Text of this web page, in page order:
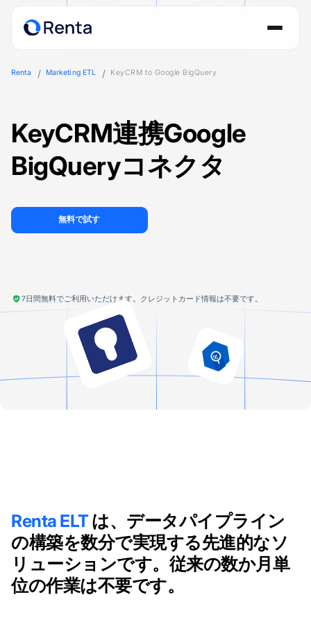
Renta Marketing ETL KeyCRM to Google BigQuery
KeyCRM連携Google
BigQueryコネクタ
無料で試す
7日間無料でご利用いただけます。クレジットカード情報は不要です。
Renta ELTは、データパイプライン
の構築を数分で実現する先進的なソ
リューションです。従来の数か月単
位の作業は不要です。